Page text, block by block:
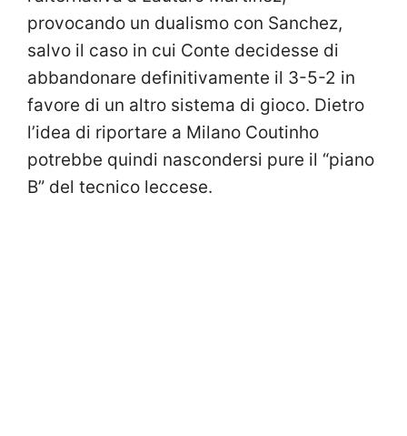
provocando un dualismo con Sanchez,
salvo il caso in cui Conte decidesse di
abbandonare definitivamente il 3-5-2 in
favore di un altro sistema di gioco. Dietro
l’idea di riportare a Milano Coutinho
potrebbe quindi nascondersi pure il “piano
B” del tecnico leccese.